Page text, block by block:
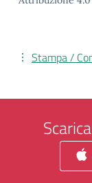
Stampa /